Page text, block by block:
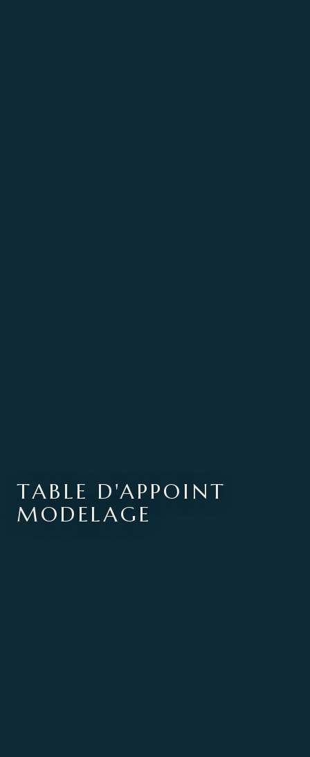
TABLE D'APPOINT
MODELAGE